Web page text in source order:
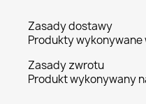
Zasady dostawy
Produkty wykonywane
Zasady zwrotu
Produkt wykonywany